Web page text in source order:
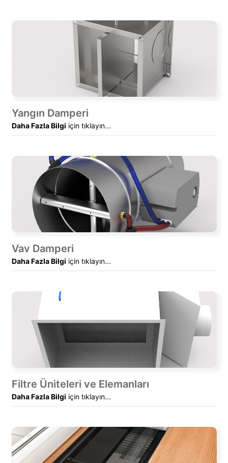
Yangın Damperi
Daha Fazla Bilgi için tıklayın...
Vav Damperi
Daha Fazla Bilgi için tıklayın...
Filtre Üniteleri ve Elemanları
Daha Fazla Bilgi için tıklayın...